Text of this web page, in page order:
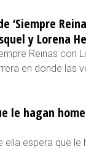
y Lorena
Reinas con
en donde las
le hagan
espera que le